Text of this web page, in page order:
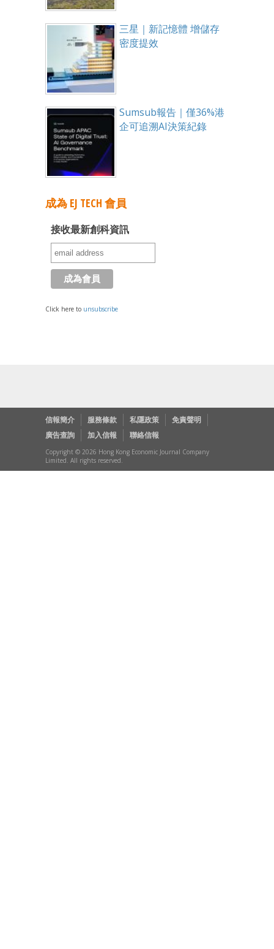
三星｜新記憶體 增儲存
密度提效
Sumsub報告｜僅36%港
企可追溯AI決策紀錄
成為 EJ TECH 會員
接收最新創科資訊
Click here to unsubscribe
信報簡介 服務條款 私隱政策
免責聲明
廣告查詢
加入信報 聯絡信報
Copyright © 2026 Hong Kong Economic Journal Company
Limited. All rights reserved.